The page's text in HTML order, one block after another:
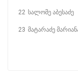
22 სალომე აბესაძე
23 მატარაძე